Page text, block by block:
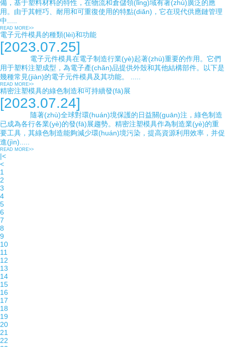
備，基于塑料材料的特性，在物流和倉儲領(lǐng)域有著(zhù)廣泛的應
用。由于其輕巧、耐用和可重復使用的特點(diǎn)，它在現代供應鏈管理
中.....
READ MORE>>
電子元件模具的種類(lèi)和功能
[2023.07.25]
電子元件模具在電子制造行業(yè)起著(zhù)重要的作用。它們
用于塑料注塑成型，為電子產(chǎn)品提供外殼和其他結構部件。以下是
幾種常見(jiàn)的電子元件模具及其功能。 .....
READ MORE>>
精密注塑模具的綠色制造和可持續發(fā)展
[2023.07.24]
隨著(zhù)全球對環(huán)境保護的日益關(guān)注，綠色制造
已成為各行各業(yè)的發(fā)展趨勢。精密注塑模具作為制造業(yè)的重
要工具，其綠色制造能夠減少環(huán)境污染，提高資源利用效率，并促
進(jìn).....
READ MORE>>
|<
<
1
2
3
4
5
6
7
8
9
10
11
12
13
14
15
16
17
18
19
20
21
22